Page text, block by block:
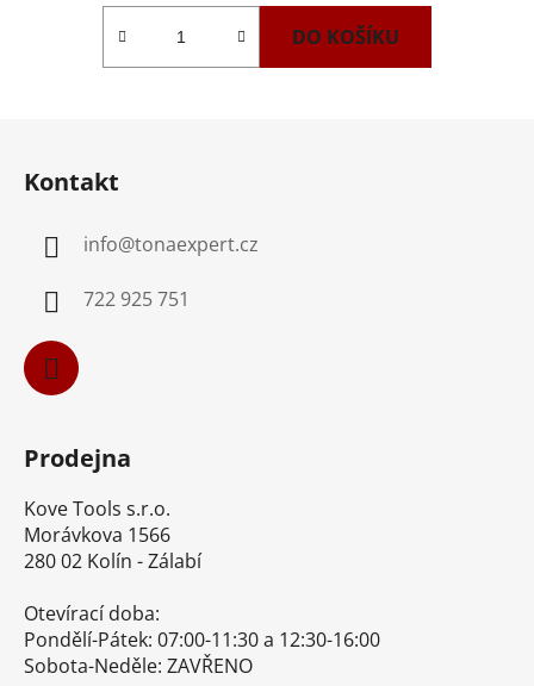
DO KOŠÍKU
Kontakt
info@tonaexpert.cz
722 925 751
Prodejna
Kove Tools s.r.o.
Morávkova 1566
280 02 Kolín - Zálabí
Otevírací doba:
Pondělí-Pátek: 07:00-11:30 a 12:30-16:00
Sobota-Neděle: ZAVŘENO